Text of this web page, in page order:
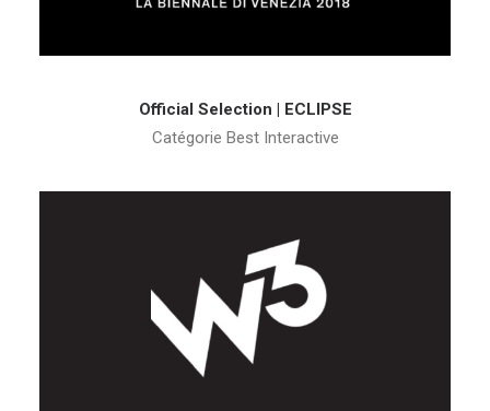
Official Selection | ECLIPSE
Catégorie Best Interactive